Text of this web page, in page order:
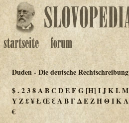
Duden - Die deutsche Rechtschreibung
$.238ABCDEFG[H] IJKLM
YZ£¥ŁŒƐΑΒΓΔΕΖΗΘΙΚΛ
€